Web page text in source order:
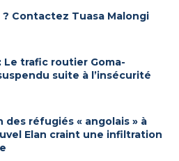
Contactez Tuasa Malongi
Le trafic routier Goma-
suite à l’insécurité
des réfugiés « angolais » à
Elan craint une infiltration